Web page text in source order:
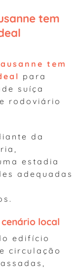
tem
tem
para
suíça
rodoviário
da
estadia
adequadas
local
edifício
circulação